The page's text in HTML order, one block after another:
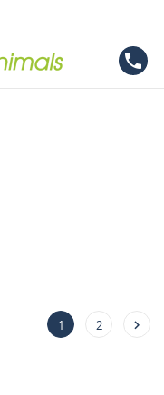
phone
1 2 